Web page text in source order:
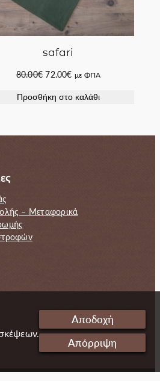
safari
80.00€ Original
was:
72.00€Η
τιμή
με ΦΠΑ
Προσθήκη στο καλάθι
– Μεταφορικά
Αποδοχή
Απόρριψη